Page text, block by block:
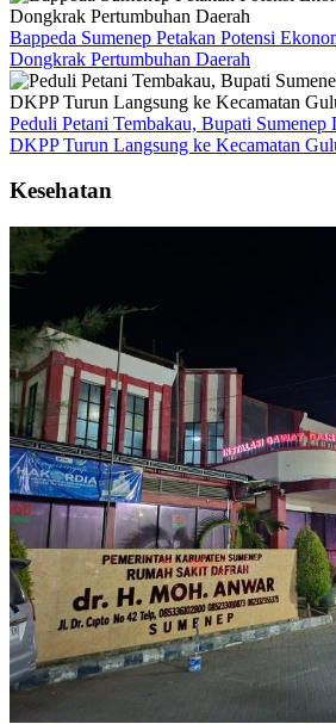
Bappeda Sumenep Petakan Potensi
Dongkrak Pertumbuhan Daerah
Peduli Petani Tembakau, Bupati
DKPP Turun Langsung ke Kecamatan
Kesehatan